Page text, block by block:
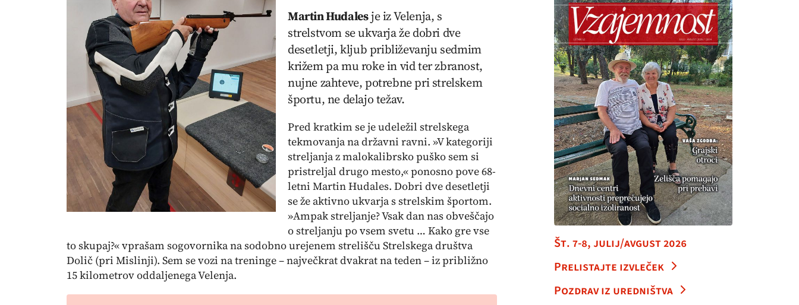
Martin Hudalesje iz Velenja, s
strelstvom se ukvarja že dobri dve
desetletji, kljub približevanju sedmim
križempa mu roke in vid ter zbranost,
nujnezahteve, potrebne pri strelskem
športu, ne delajo težav.
Pred kratkim se je udeležil strelskega
tekmovanja na državni ravni. »V kategoriji
streljanja z malokalibrsko puško sem si
pristreljal drugo mesto,« ponosno pove 68-
letni Martin Hudales. Dobri dve desetletji
se že aktivno ukvarja s strelskim športom.
»Ampak streljanje? Vsak dan nas obveščajo
o streljanju po vsem svetu … Kako gre vse
to skupaj?« vprašam sogovornika na sodobno urejenem strelišču Strelskega društva
Dolič (pri Mislinji). Sem se vozi na treninge – največkrat dvakrat na teden – iz približno
15 kilometrov oddaljenega Velenja.
Št. 7-8, julij/avgust 2026
Prelistajte izvleček
Pozdrav iz uredništva